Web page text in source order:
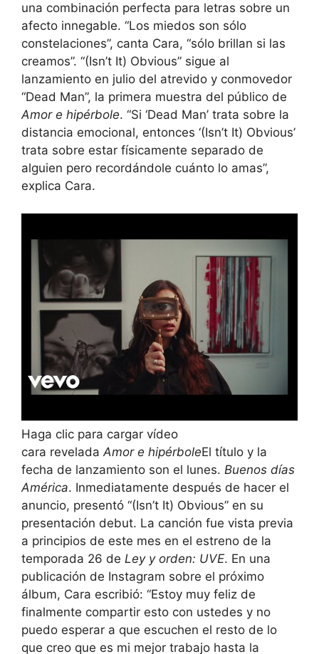
una combinación perfecta para letras sobre un
afecto innegable. “Los miedos son sólo
constelaciones”, canta Cara, “sólo brillan si las
creamos”. “(Isn’t It) Obvious” sigue al
lanzamiento en julio del atrevido y conmovedor
“Dead Man”, la primera muestra del público de
Amor e hipérbole. “Si ‘Dead Man’ trata sobre la
distancia emocional, entonces ‘(Isn’t It) Obvious’
trata sobre estar físicamente separado de
alguien pero recordándole cuánto lo amas”,
explica Cara.
Haga clic para cargar vídeo
cara revelada Amor e hipérboleEl título y la
fecha de lanzamiento son el lunes. Buenos días
América. Inmediatamente después de hacer el
anuncio, presentó “(Isn’t It) Obvious” en su
presentación debut. La canción fue vista previa
a principios de este mes en el estreno de la
temporada 26 de Ley y orden: UVE. En una
publicación de Instagram sobre el próximo
álbum, Cara escribió: “Estoy muy feliz de
finalmente compartir esto con ustedes y no
puedo esperar a que escuchen el resto de lo
que creo que es mi mejor trabajo hasta la